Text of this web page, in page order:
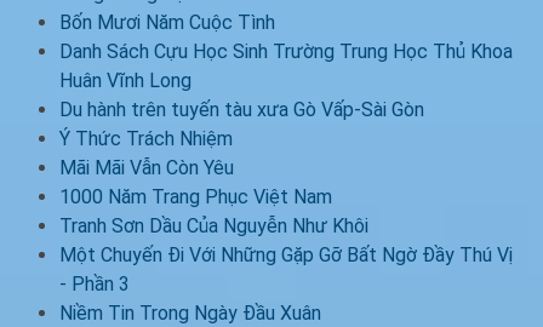
Bốn Mươi Năm Cuộc Tình
Danh Sách Cựu Học Sinh Trường Trung Học Thủ Khoa
Huân Vĩnh Long
Du hành trên tuyến tàu xưa Gò Vấp-Sài Gòn
Ý Thức Trách Nhiệm
Mãi Mãi Vẫn Còn Yêu
1000 Năm Trang Phục Việt Nam
Tranh Sơn Dầu Của Nguyễn Như Khôi
Một Chuyến Đi Với Những Gặp Gỡ Bất Ngờ Đầy Thú Vị
- Phần 3
Niềm Tin Trong Ngày Đầu Xuân